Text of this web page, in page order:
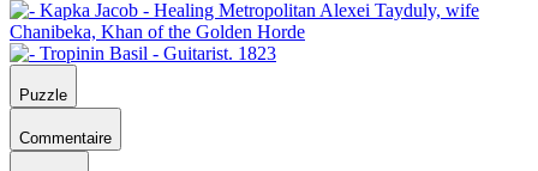
Puzzle
Commentaire